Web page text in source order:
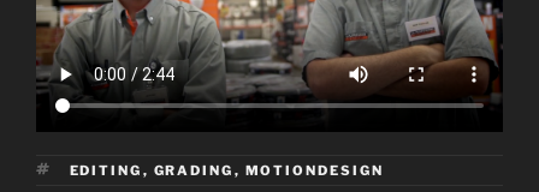
ÉTIQUETTES
EDITING , GRADING , MOTIONDESIGN